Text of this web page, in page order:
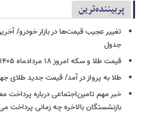
پربیننده‌ترین
تغییر عجیب قیمت‌ها در بازار خودرو/
جدول
قیمت طلا و سکه امروز ۱۸ مردادماه ۱۴۰۵/ سکه میلیونی تغییر کرد + جدول
طلا به پرواز در آمد/ قیمت جدید طلای جهانی امروز
خبر مهم تامین‌اجتماعی درباره پرداخت
بازنشستگان بالاخره چه زمانی پرداخت